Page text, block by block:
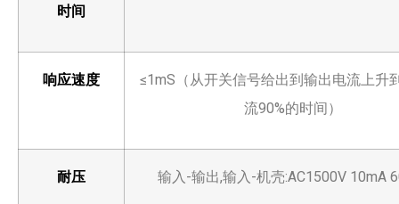
时间
响应速度
≤1mS（从开关信号给出到输出电流上升
流90%的时间）
耐压 输入-输出,输入-机壳:AC1500V 10mA